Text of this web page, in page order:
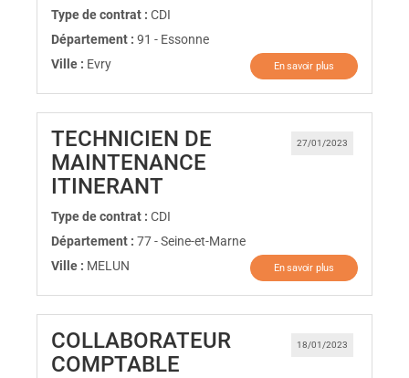
Type de contrat : CDI
Département : 91 - Essonne
Ville : Evry En savoir plus
27/01/2023
TECHNICIEN DE
MAINTENANCE
ITINERANT
Type de contrat : CDI
Département : 77 - Seine-et-Marne
Ville : MELUN En savoir plus
18/01/2023
COLLABORATEUR
COMPTABLE